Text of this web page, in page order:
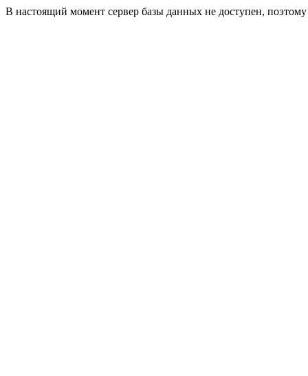
В настоящий момент сервер базы данных не доступен,